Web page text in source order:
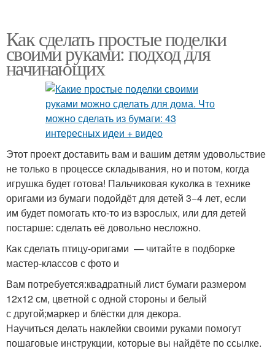
Как сделать простые поделки
своими руками: подход для
начинающих
Этот проект доставить вам и вашим детям удовольствие
не только в процессе складывания, но и потом, когда
игрушка будет готова! Пальчиковая куколка в технике
оригами из бумаги подойдёт для детей 3−4 лет, если
им будет помогать кто-то из взрослых, или для детей
постарше: сделать её довольно несложно.
Как сделать птицу-оригами — читайте в подборке
мастер-классов с фото и
Вам потребуется:квадратный лист бумаги размером
12х12 см, цветной с одной стороны и белый
с другой;маркер и блёстки для декора.
Научиться делать наклейки своими руками помогут
пошаговые инструкции, которые вы найдёте по ссылке.